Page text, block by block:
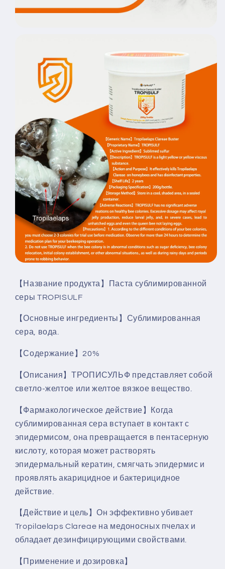
【Название продукта】Паста сублимированной
серы TROPISULF
【Основные ингредиенты】Сублимированная
сера, вода.
【Содержание】20%
【Описания】ТРОПИСУЛЬФ представляет собой
светло-желтое или желтое вязкое вещество.
【Фармакологическое действие】Когда
сублимированная сера вступает в контакт с
эпидермисом, она превращается в пентасерную
кислоту, которая может растворять
эпидермальный кератин, смягчать эпидермис и
проявлять акарицидное и бактерицидное
действие.
【Действие и цель】Он эффективно убивает
Tropilaelaps Clareae на медоносных пчелах и
обладает дезинфицирующими свойствами.
【Применение и дозировка】